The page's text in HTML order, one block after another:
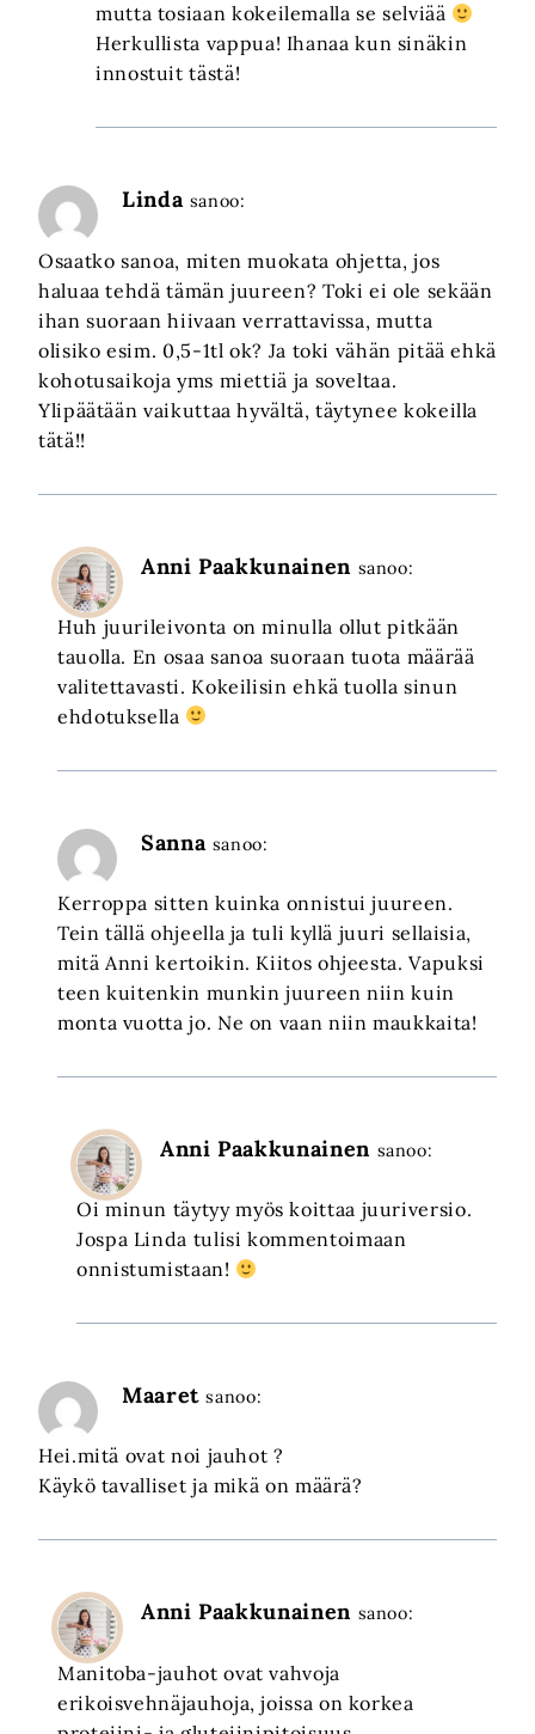
mutta tosiaan kokeilemalla se selviää
Herkullista vappua! Ihanaa kun sinäkin
innostuit tästä!
Linda sanoo:
Osaatko sanoa, miten muokata ohjetta, jos
haluaa tehdä tämän juureen? Toki ei ole sekään
ihan suoraan hiivaan verrattavissa, mutta
olisiko esim. 0,5-1tl ok? Ja toki vähän pitää ehkä
kohotusaikoja yms miettiä ja soveltaa.
Ylipäätään vaikuttaa hyvältä, täytynee kokeilla
tätä!!
Anni Paakkunainen sanoo:
Huh juurileivonta on minulla ollut pitkään
tauolla. En osaa sanoa suoraan tuota määrää
valitettavasti. Kokeilisin ehkä tuolla sinun
ehdotuksella
Sanna sanoo:
Kerroppa sitten kuinka onnistui juureen.
Tein tällä ohjeella ja tuli kyllä juuri sellaisia,
mitä Anni kertoikin. Kiitos ohjeesta. Vapuksi
teen kuitenkin munkin juureen niin kuin
monta vuotta jo. Ne on vaan niin maukkaita!
Anni Paakkunainen sanoo:
Oi minun täytyy myös koittaa juuriversio.
Jospa Linda tulisi kommentoimaan
onnistumistaan!
Maaret sanoo:
Hei.mitä ovat noi jauhot ?
Käykö tavalliset ja mikä on määrä?
Anni Paakkunainen sanoo:
Manitoba-jauhot ovat vahvoja
erikoisvehnäjauhoja, joissa on korkea